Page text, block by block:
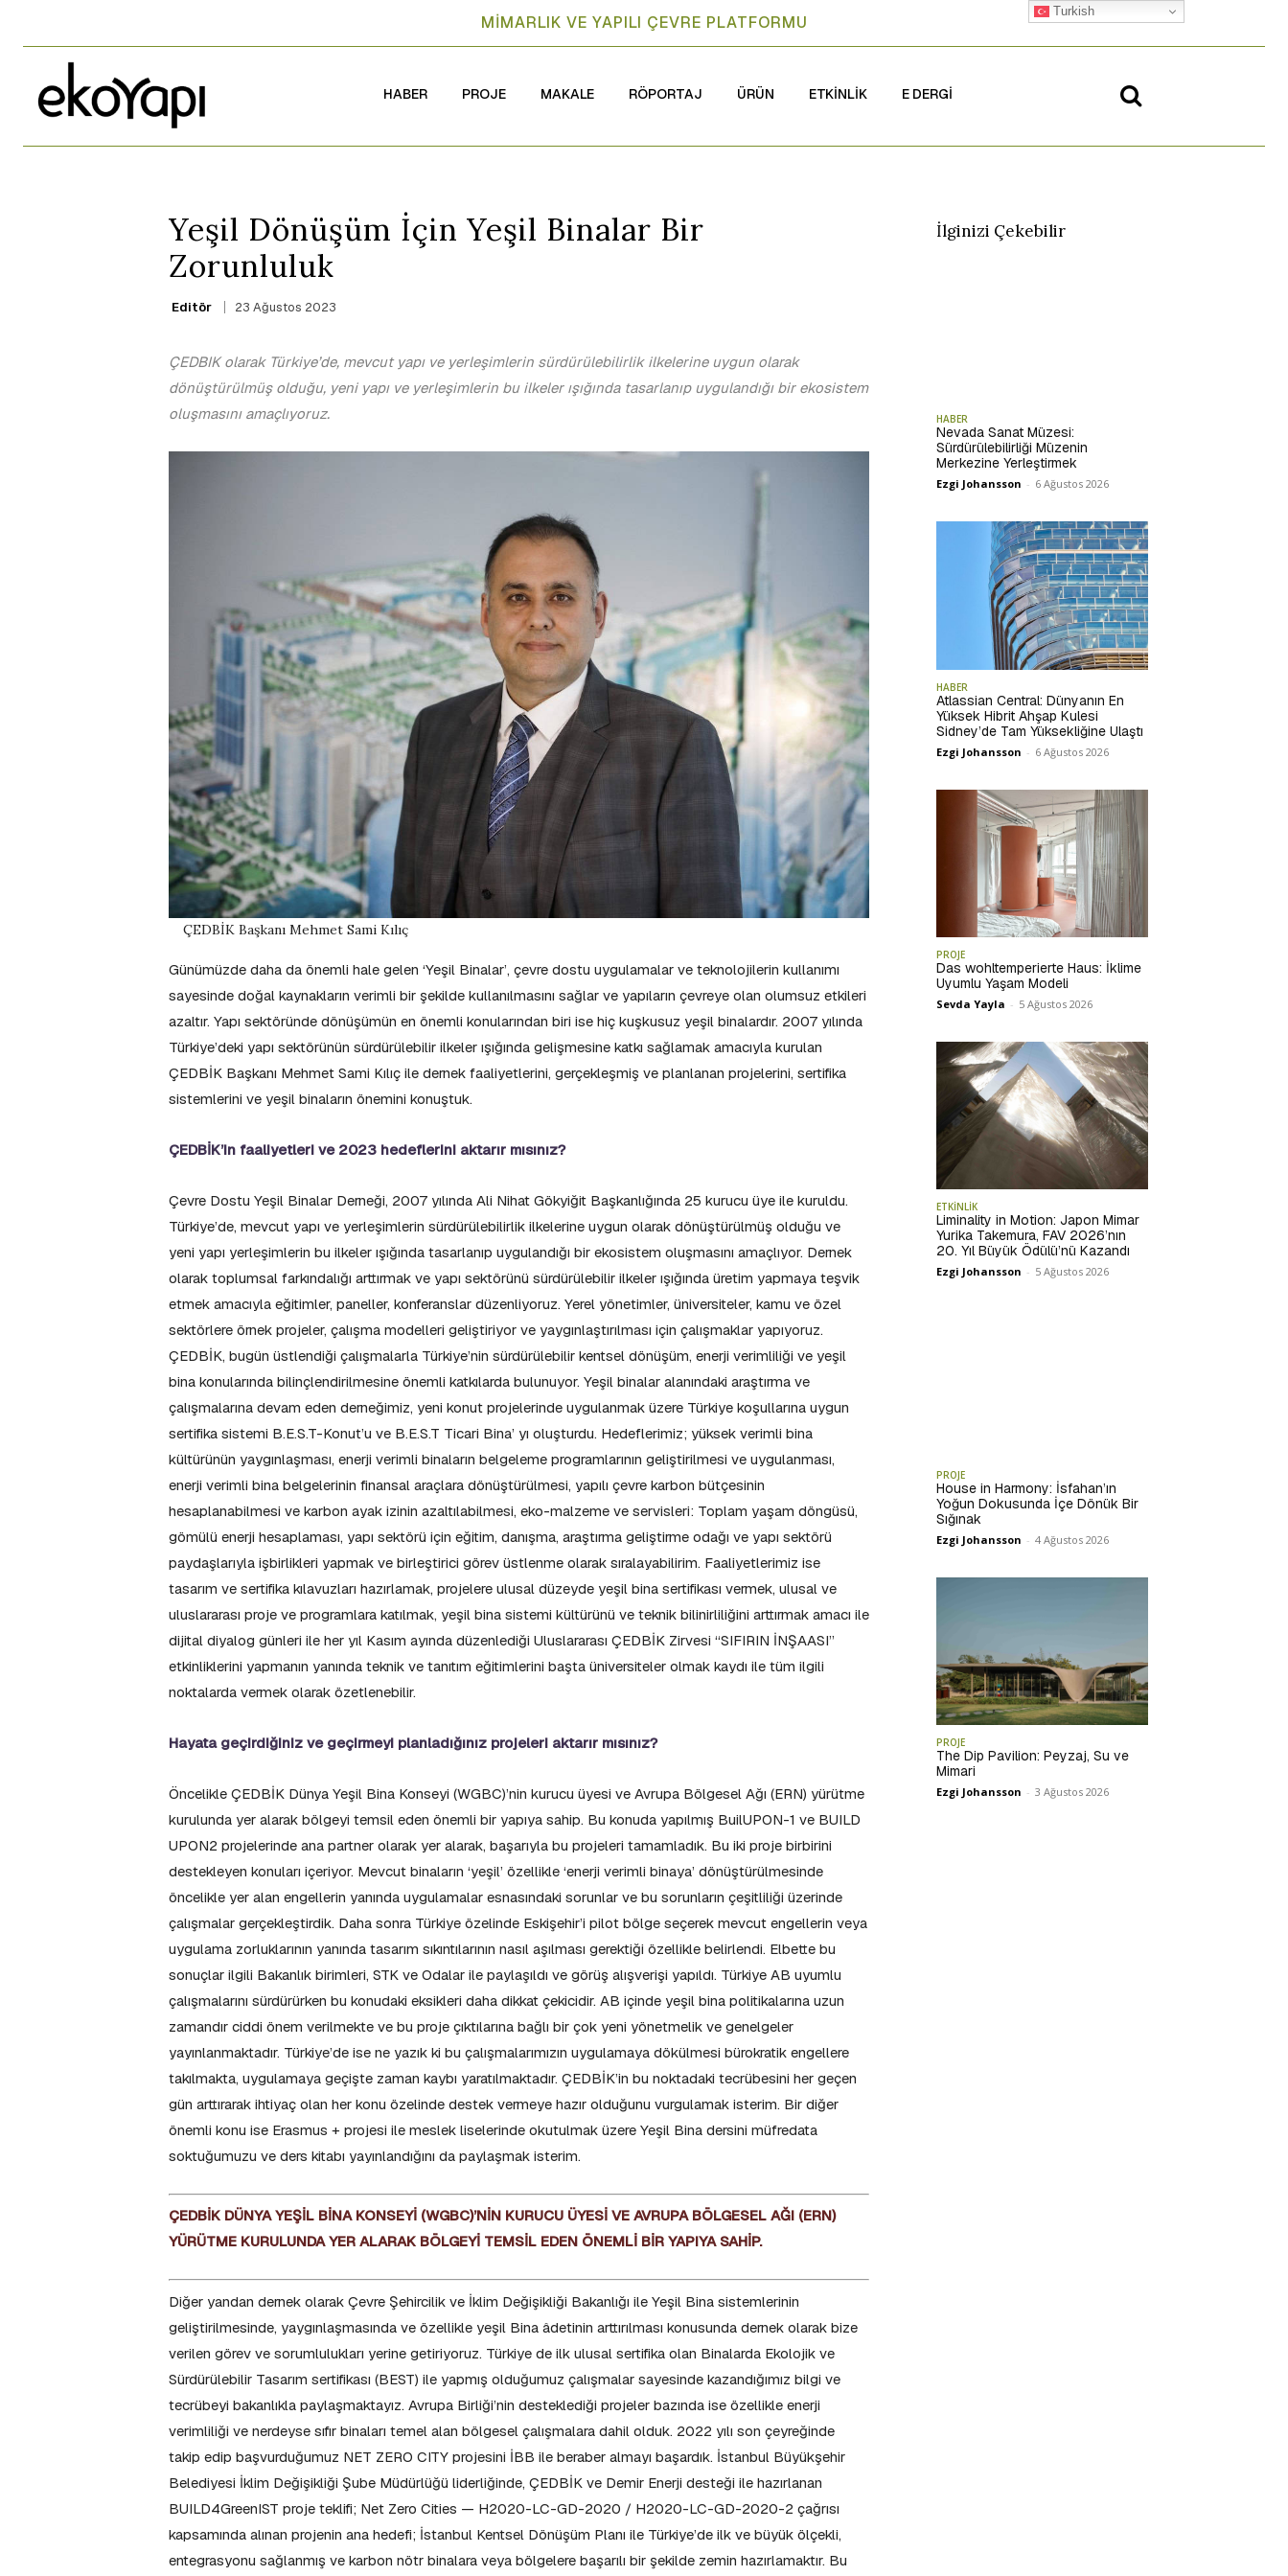
MİMARLIK VE YAPILI ÇEVRE PLATFORMU
HABER PROJE MAKALE RÖPORTAJ ÜRÜN ETKİNLİK E DERGİ
Yeşil Dönüşüm İçin Yeşil Binalar Bir
Zorunluluk
Editör 23 Ağustos 2023
ÇEDBIK olarak Türkiye’de, mevcut yapı ve yerleşimlerin sürdürülebilirlik ilkelerine uygun olarak
dönüştürülmüş olduğu, yeni yapı ve yerleşimlerin bu ilkeler ışığında tasarlanıp uygulandığı bir ekosistem
oluşmasını amaçlıyoruz.
ÇEDBİK Başkanı Mehmet Sami Kılıç
Günümüzde daha da önemli hale gelen ‘Yeşil Binalar’, çevre dostu uygulamalar ve teknolojilerin kullanımı
sayesinde doğal kaynakların verimli bir şekilde kullanılmasını sağlar ve yapıların çevreye olan olumsuz etkileri
azaltır. Yapı sektöründe dönüşümün en önemli konularından biri ise hiç kuşkusuz yeşil binalardır. 2007 yılında
Türkiye’deki yapı sektörünün sürdürülebilir ilkeler ışığında gelişmesine katkı sağlamak amacıyla kurulan
ÇEDBİK Başkanı Mehmet Sami Kılıç ile dernek faaliyetlerini, gerçekleşmiş ve planlanan projelerini, sertifika
sistemlerini ve yeşil binaların önemini konuştuk.
ÇEDBİK’in faaliyetleri ve 2023 hedeflerini aktarır mısınız?
Çevre Dostu Yeşil Binalar Derneği, 2007 yılında Ali Nihat Gökyiğit Başkanlığında 25 kurucu üye ile kuruldu.
Türkiye’de, mevcut yapı ve yerleşimlerin sürdürülebilirlik ilkelerine uygun olarak dönüştürülmüş olduğu ve
yeni yapı yerleşimlerin bu ilkeler ışığında tasarlanıp uygulandığı bir ekosistem oluşmasını amaçlıyor. Dernek
olarak toplumsal farkındalığı arttırmak ve yapı sektörünü sürdürülebilir ilkeler ışığında üretim yapmaya teşvik
etmek amacıyla eğitimler, paneller, konferanslar düzenliyoruz. Yerel yönetimler, üniversiteler, kamu ve özel
sektörlere örnek projeler, çalışma modelleri geliştiriyor ve yaygınlaştırılması için çalışmaklar yapıyoruz.
ÇEDBİK, bugün üstlendiği çalışmalarla Türkiye’nin sürdürülebilir kentsel dönüşüm, enerji verimliliği ve yeşil
bina konularında bilinçlendirilmesine önemli katkılarda bulunuyor. Yeşil binalar alanındaki araştırma ve
çalışmalarına devam eden derneğimiz, yeni konut projelerinde uygulanmak üzere Türkiye koşullarına uygun
sertifika sistemi B.E.S.T-Konut’u ve B.E.S.T Ticari Bina’ yı oluşturdu. Hedeflerimiz; yüksek verimli bina
kültürünün yaygınlaşması, enerji verimli binaların belgeleme programlarının geliştirilmesi ve uygulanması,
enerji verimli bina belgelerinin finansal araçlara dönüştürülmesi, yapılı çevre karbon bütçesinin
hesaplanabilmesi ve karbon ayak izinin azaltılabilmesi, eko-malzeme ve servisleri: Toplam yaşam döngüsü,
gömülü enerji hesaplaması, yapı sektörü için eğitim, danışma, araştırma geliştirme odağı ve yapı sektörü
paydaşlarıyla işbirlikleri yapmak ve birleştirici görev üstlenme olarak sıralayabilirim. Faaliyetlerimiz ise
tasarım ve sertifika kılavuzları hazırlamak, projelere ulusal düzeyde yeşil bina sertifikası vermek, ulusal ve
uluslararası proje ve programlara katılmak, yeşil bina sistemi kültürünü ve teknik bilinirliliğini arttırmak amacı ile
dijital diyalog günleri ile her yıl Kasım ayında düzenlediği Uluslararası ÇEDBİK Zirvesi “SIFIRIN İNŞAASI”
etkinliklerini yapmanın yanında teknik ve tanıtım eğitimlerini başta üniversiteler olmak kaydı ile tüm ilgili
noktalarda vermek olarak özetlenebilir.
Hayata geçirdiğiniz ve geçirmeyi planladığınız projeleri aktarır mısınız?
Öncelikle ÇEDBİK Dünya Yeşil Bina Konseyi (WGBC)’nin kurucu üyesi ve Avrupa Bölgesel Ağı (ERN) yürütme
kurulunda yer alarak bölgeyi temsil eden önemli bir yapıya sahip. Bu konuda yapılmış BuilUPON-1 ve BUILD
UPON2 projelerinde ana partner olarak yer alarak, başarıyla bu projeleri tamamladık. Bu iki proje birbirini
destekleyen konuları içeriyor. Mevcut binaların ‘yeşil’ özellikle ‘enerji verimli binaya’ dönüştürülmesinde
öncelikle yer alan engellerin yanında uygulamalar esnasındaki sorunlar ve bu sorunların çeşitliliği üzerinde
çalışmalar gerçekleştirdik. Daha sonra Türkiye özelinde Eskişehir’i pilot bölge seçerek mevcut engellerin veya
uygulama zorluklarının yanında tasarım sıkıntılarının nasıl aşılması gerektiği özellikle belirlendi. Elbette bu
sonuçlar ilgili Bakanlık birimleri, STK ve Odalar ile paylaşıldı ve görüş alışverişi yapıldı. Türkiye AB uyumlu
çalışmalarını sürdürürken bu konudaki eksikleri daha dikkat çekicidir. AB içinde yeşil bina politikalarına uzun
zamandır ciddi önem verilmekte ve bu proje çıktılarına bağlı bir çok yeni yönetmelik ve genelgeler
yayınlanmaktadır. Türkiye’de ise ne yazık ki bu çalışmalarımızın uygulamaya dökülmesi bürokratik engellere
takılmakta, uygulamaya geçişte zaman kaybı yaratılmaktadır. ÇEDBİK’in bu noktadaki tecrübesini her geçen
gün arttırarak ihtiyaç olan her konu özelinde destek vermeye hazır olduğunu vurgulamak isterim. Bir diğer
önemli konu ise Erasmus + projesi ile meslek liselerinde okutulmak üzere Yeşil Bina dersini müfredata
soktuğumuzu ve ders kitabı yayınlandığını da paylaşmak isterim.
ÇEDBİK DÜNYA YEŞİL BİNA KONSEYİ (WGBC)’NİN KURUCU ÜYESİ VE AVRUPA BÖLGESEL AĞI (ERN)
YÜRÜTME KURULUNDA YER ALARAK BÖLGEYİ TEMSİL EDEN ÖNEMLİ BİR YAPIYA SAHİP.
Diğer yandan dernek olarak Çevre Şehircilik ve İklim Değişikliği Bakanlığı ile Yeşil Bina sistemlerinin
geliştirilmesinde, yaygınlaşmasında ve özellikle yeşil Bina âdetinin arttırılması konusunda dernek olarak bize
verilen görev ve sorumlulukları yerine getiriyoruz. Türkiye de ilk ulusal sertifika olan Binalarda Ekolojik ve
Sürdürülebilir Tasarım sertifikası (BEST) ile yapmış olduğumuz çalışmalar sayesinde kazandığımız bilgi ve
tecrübeyi bakanlıkla paylaşmaktayız. Avrupa Birliği’nin desteklediği projeler bazında ise özellikle enerji
verimliliği ve nerdeyse sıfır binaları temel alan bölgesel çalışmalara dahil olduk. 2022 yılı son çeyreğinde
takip edip başvurduğumuz NET ZERO CITY projesini İBB ile beraber almayı başardık. İstanbul Büyükşehir
Belediyesi İklim Değişikliği Şube Müdürlüğü liderliğinde, ÇEDBİK ve Demir Enerji desteği ile hazırlanan
BUILD4GreenIST proje teklifi; Net Zero Cities — H2020-LC-GD-2020 / H2020-LC-GD-2020-2 çağrısı
kapsamında alınan projenin ana hedefi; İstanbul Kentsel Dönüşüm Planı ile Türkiye’de ilk ve büyük ölçekli,
entegrasyonu sağlanmış ve karbon nötr binalara veya bölgelere başarılı bir şekilde zemin hazırlamaktır. Bu
İlginizi Çekebilir
HABER
Nevada Sanat Müzesi:
Sürdürülebilirliği Müzenin
Merkezine Yerleştirmek
Ezgi Johansson - 6 Ağustos 2026
HABER
Atlassian Central: Dünyanın En
Yüksek Hibrit Ahşap Kulesi
Sidney’de Tam Yüksekliğine Ulaştı
Ezgi Johansson - 6 Ağustos 2026
PROJE
Das wohltemperierte Haus: İklime
Uyumlu Yaşam Modeli
Sevda Yayla - 5 Ağustos 2026
ETKİNLİK
Liminality in Motion: Japon Mimar
Yurika Takemura, FAV 2026’nın
20. Yıl Büyük Ödülü’nü Kazandı
Ezgi Johansson - 5 Ağustos 2026
PROJE
House in Harmony: İsfahan’ın
Yoğun Dokusunda İçe Dönük Bir
Sığınak
Ezgi Johansson - 4 Ağustos 2026
PROJE
The Dip Pavilion: Peyzaj, Su ve
Mimari
Ezgi Johansson - 3 Ağustos 2026
Turkish